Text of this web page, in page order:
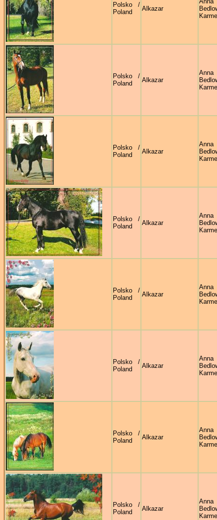
Polsko /
Poland
Alkazar
Polsko /
Poland
Alkazar
Anna
Polsko /
Poland
Alkazar
Anna
Polsko /
Poland
Alkazar
Anna
Polsko /
Poland
Alkazar
Anna
Polsko /
Poland
Alkazar
Anna
Polsko /
Poland
Alkazar
Anna
Polsko /
Poland
Alkazar
Anna